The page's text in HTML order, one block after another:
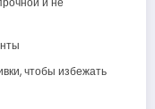
чтобы избежать